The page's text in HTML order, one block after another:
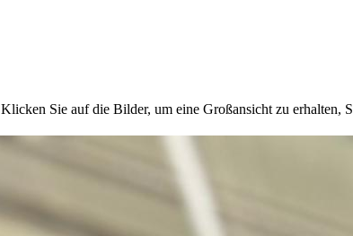
Klicken Sie auf die Bilder, um eine Großansicht zu erhalten,